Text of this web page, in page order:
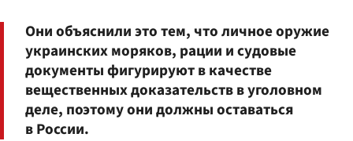
Они объяснили это тем, что личное оружие
украинских моряков, рации и судовые
документы фигурируют в качестве
вещественных доказательств в уголовном
деле, поэтому они должны оставаться
в России.